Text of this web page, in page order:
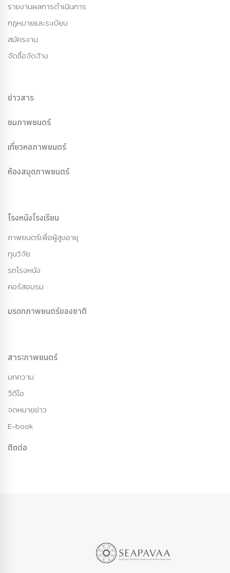
รายงานผลการดำเนินการ
กฏหมายและระเบียบ
สมัครงาน
จัดซื้อจัดจ้าง
ข่าวสาร
ชมภาพยนตร์
เที่ยวหอภาพยนตร์
ห้องสมุดภาพยนตร์
โรงหนังโรงเรียน
ภาพยนตร์เพื่อผู้สูงอายุ
ทุนวิจัย
รถโรงหนัง
คอร์สอบรม
มรดกภาพยนตร์ของชาติ
สาระภาพยนตร์
บทความ
วีดีโอ
จดหมายข่าว
E-book
ติดต่อ